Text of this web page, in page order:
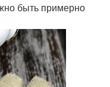
быть примерно